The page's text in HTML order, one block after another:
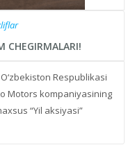
CHEGIRMALARI!
Respublikasi
Motors kompaniyasining
“Yil aksiyasi”